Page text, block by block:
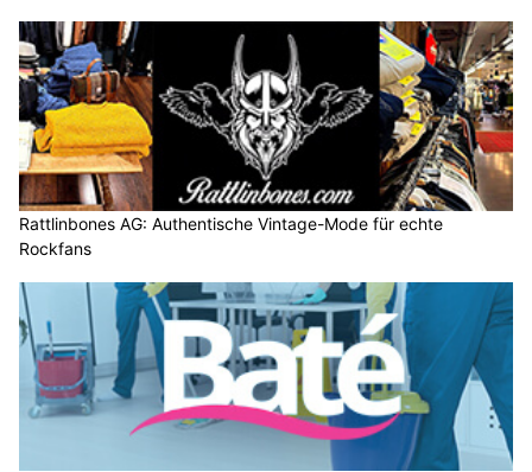
Rattlinbones AG: Authentische Vintage-Mode für echte
Rockfans